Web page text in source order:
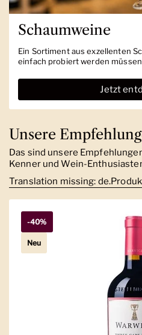
Schaumweine
Ein Sortiment aus exzellenten
einfach probiert werden
Jetzt
Unsere
Das sind unsere
Kenner und Wein-
Translation missing:
-40%
Neu